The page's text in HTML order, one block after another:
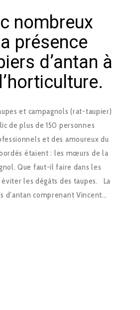
nombreux
présence
d’antan à
et campagnols (rat-taupier)
de plus de 150 personnes
et des amoureux du
étaient : les mœurs de la
Que faut-il faire dans les
les dégâts des taupes. La
d’antan comprenant Vincent…